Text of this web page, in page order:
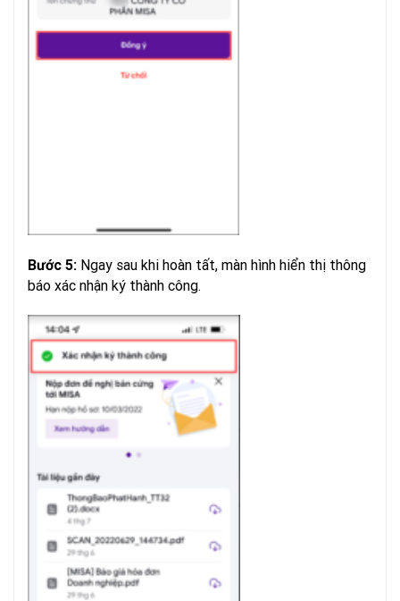
Bước 5: Ngay sau khi hoàn tất, màn hình hiển thị thông
báo xác nhận ký thành công.